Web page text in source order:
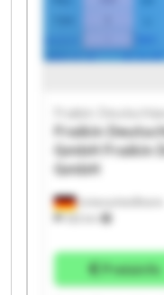
Unterschleißheim
332 km
Fraikin
Fraikin
GmbHFraikin
GmbH
Preisinfo